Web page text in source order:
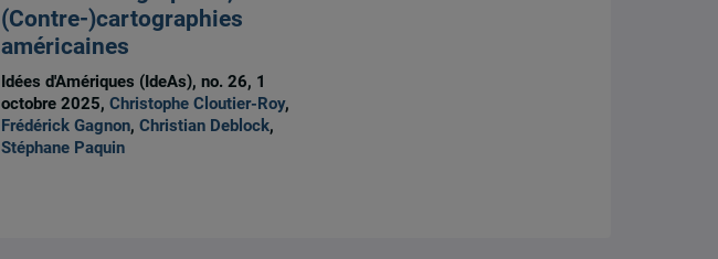
(Contre-)cartographies
américaines
Idées d'Amériques (IdeAs), no. 26, 1
octobre 2025, Christophe Cloutier-Roy,
Frédérick Gagnon, Christian Deblock,
Stéphane Paquin